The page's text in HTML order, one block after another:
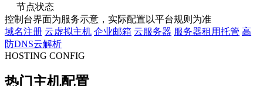
节点状态
控制台界面为服务示意，实际配置以平台规则为准
域名注册 云虚拟主机 企业邮箱 云服务器 服务器租用托管 高
防DNS云解析
HOSTING CONFIG
热门主机配置